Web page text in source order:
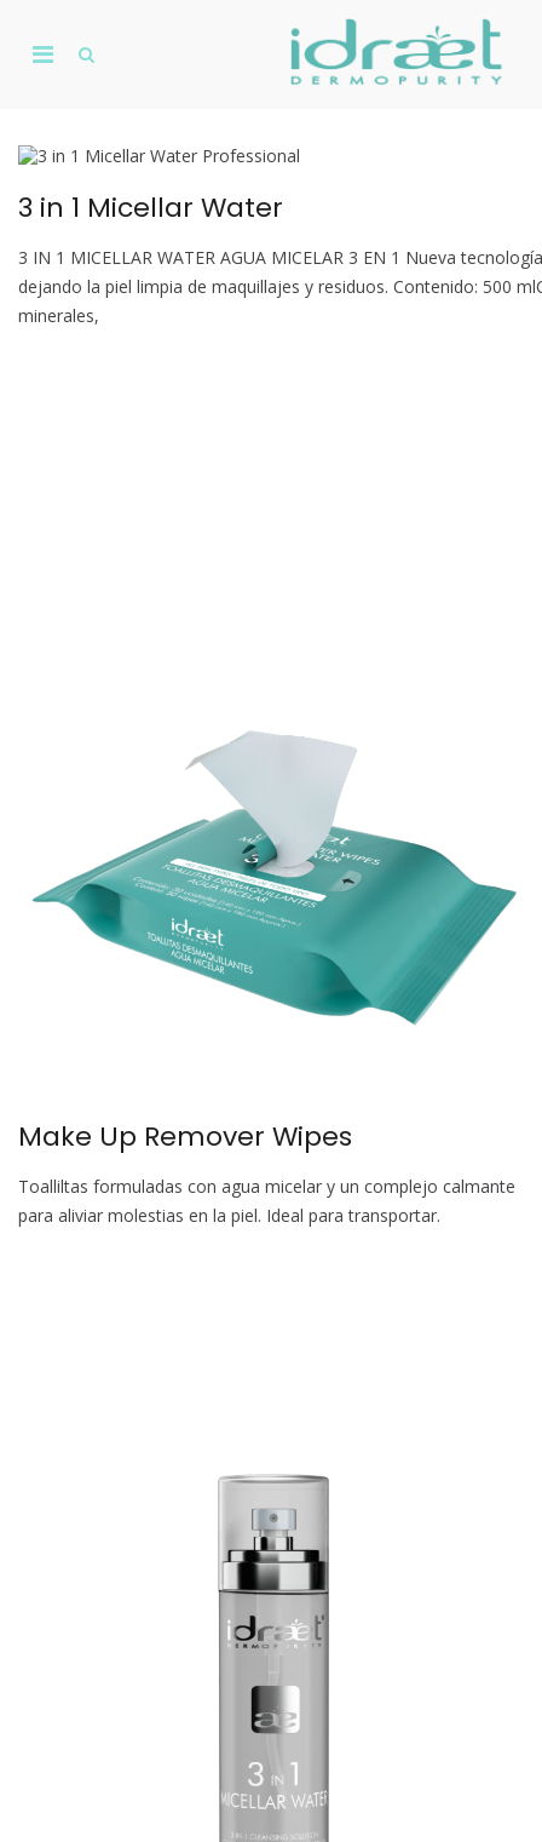
contentPrimary
Show
3 in 1 Micellar Water
3 IN 1 MICELLAR WATER AGUA MICELAR 3 EN 1 Nueva
dejando la piel limpia de maquillajes y residuos. Contenido: 500
minerales,
Make Up Remover Wipes
Toalliltas formuladas con agua micelar y un complejo calmante
para aliviar molestias en la piel. Ideal para transportar.